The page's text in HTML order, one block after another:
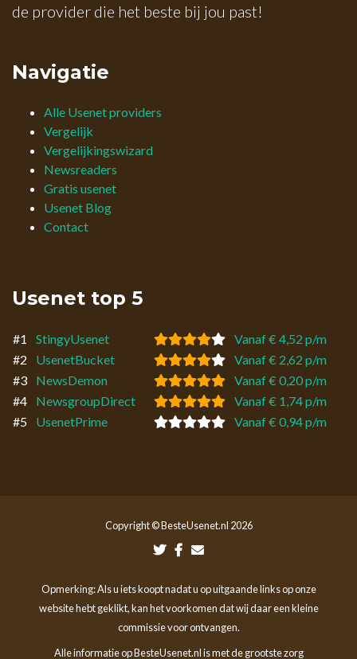
de provider die het beste bij jou past!
Navigatie
Alle Usenet providers
Vergelijk
Vergelijkingswizard
Newsreaders
Gratis usenet
Usenet Blog
Contact
Usenet top 5
#1 StingyUsenet
Vanaf € 4,52 p/m
#2
UsenetBucket
Vanaf € 2,62 p/m
#3
NewsDemon
Vanaf € 0,20 p/m
#4
NewsgroupDirect
Vanaf € 1,74 p/m
#5
UsenetPrime Vanaf € 0,94 p/m
Copyright © BesteUsenet.nl 2026
Opmerking: Als u iets koopt nadat u op uitgaande links op onze
website hebt geklikt, kan het voorkomen dat wij daar een kleine
commissie voor ontvangen.
Alle informatie op BesteUsenet.nl is met de grootste zorg